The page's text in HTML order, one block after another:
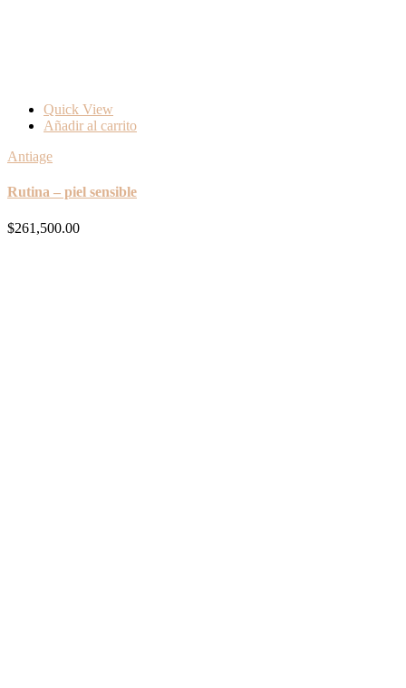
Quick View
Añadir al carrito
Antiage
Rutina – piel sensible
$261,500.00